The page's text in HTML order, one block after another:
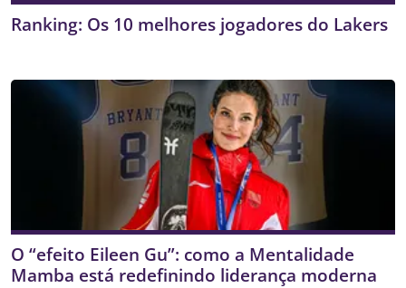
Ranking: Os 10 melhores jogadores do Lakers
O “efeito Eileen Gu”: como a Mentalidade
Mamba está redefinindo liderança moderna